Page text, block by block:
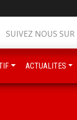
SUIVEZ NOUS SUR
ACTUALITES